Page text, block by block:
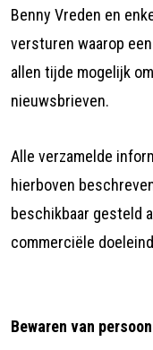
Benny Vreden en
versturen waarop
allen tijde mogelijk
nieuwsbrieven.
Alle verzamelde
hierboven
beschikbaar gesteld
commerciële
Bewaren van